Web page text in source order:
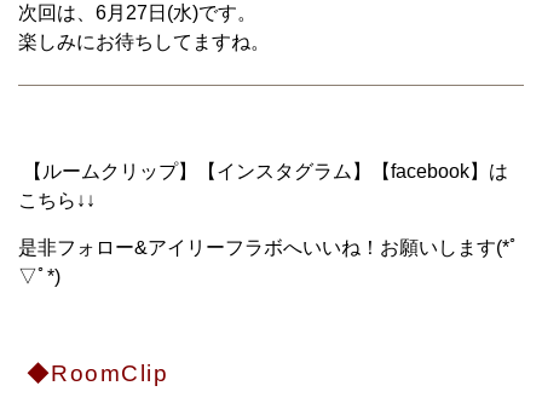
次回は、6月27日(水)です。
楽しみにお待ちしてますね。
【ルームクリップ】【インスタグラム】【facebook】は
こちら↓↓
是非フォロー&アイリーフラボへいいね！お願いします(*ﾟ
▽ﾟ*)
◆RoomClip